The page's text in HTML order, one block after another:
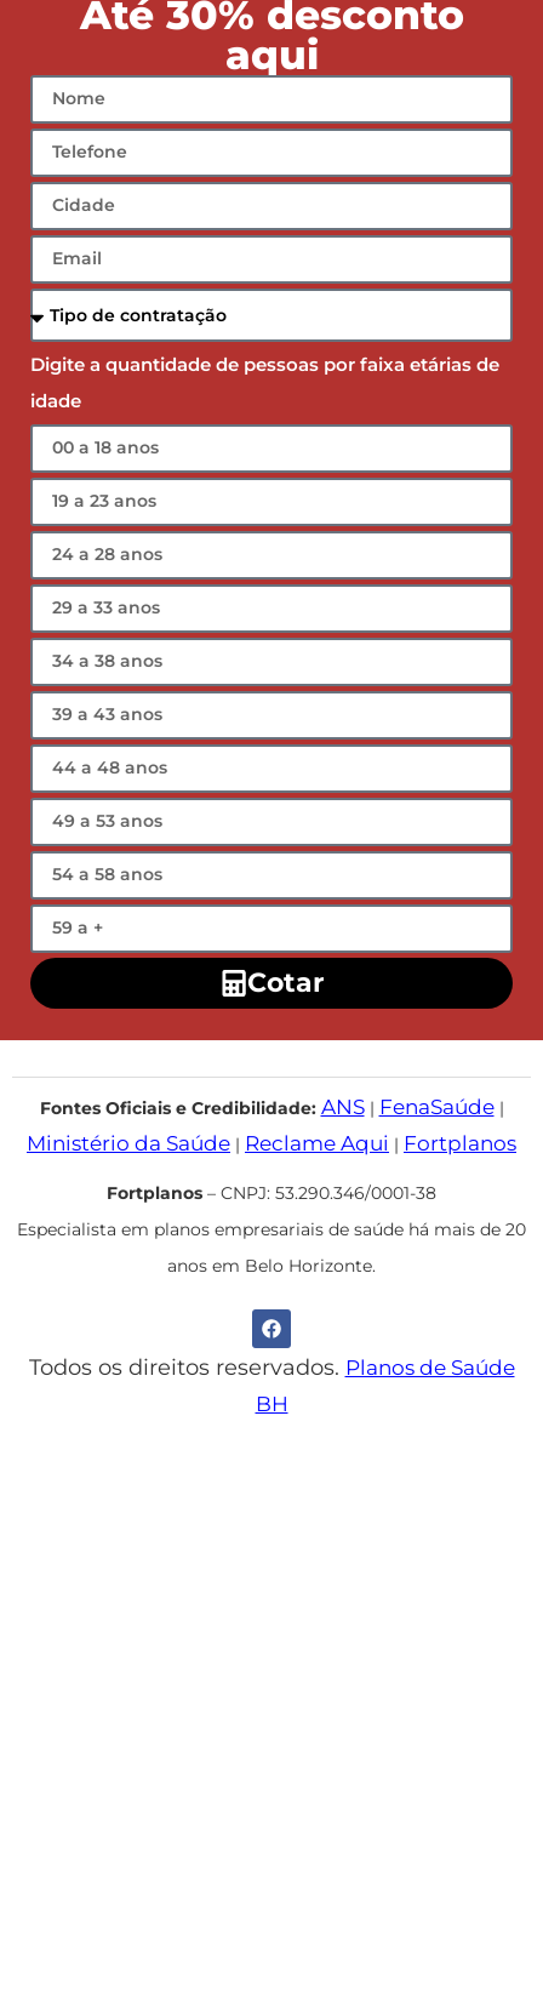
Até 30% desconto
aqui
Digite a quantidade de pessoas por faixa etárias de
idade
Cotar
Fontes Oficiais e Credibilidade: ANS| FenaSaúde|
Ministério da Saúde | Reclame Aqui | Fortplanos
Fortplanos – CNPJ: 53.290.346/0001-38
Especialista em planos empresariais de saúde há mais de 20
anos em Belo Horizonte.
Todos os direitos reservados. Planos de Saúde
BH